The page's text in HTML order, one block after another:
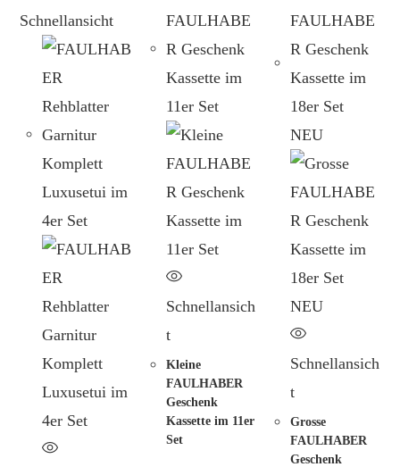
Schnellansicht
Schnellansich
t
Kleine
FAULHABER
Geschenk
Kassette im 11er
Set
Schnellansich
t
Grosse
FAULHABER
Geschenk